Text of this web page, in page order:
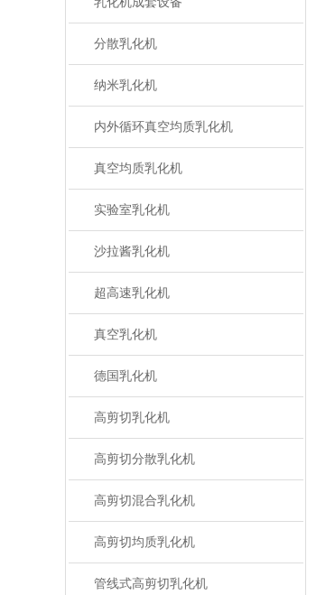
分散乳化机
纳米乳化机
内外循环真空均质乳化机
真空均质乳化机
实验室乳化机
沙拉酱乳化机
超高速乳化机
真空乳化机
德国乳化机
高剪切乳化机
高剪切分散乳化机
高剪切混合乳化机
高剪切均质乳化机
管线式高剪切乳化机